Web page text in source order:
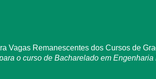
Vagas Remanescentes dos Cursos de
o curso de Bacharelado em